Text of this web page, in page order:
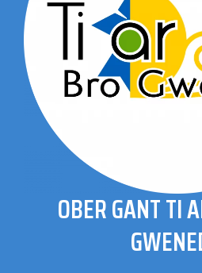
OBER GANT TI